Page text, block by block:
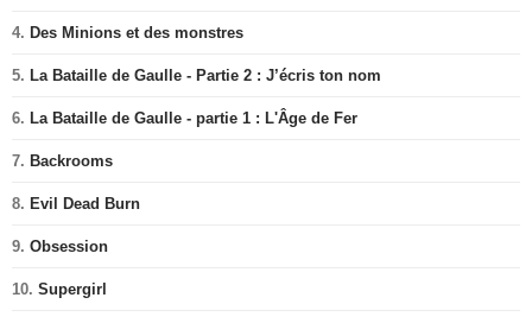
4. Des Minions et des monstres
5. La Bataille de Gaulle - Partie 2 : J’écris ton nom
6. La Bataille de Gaulle - partie 1 : L'Âge de Fer
7. Backrooms
8. Evil Dead Burn
9. Obsession
10. Supergirl